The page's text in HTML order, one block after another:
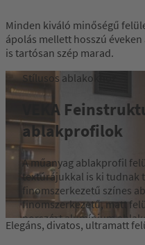
Minden kiváló minőségű
ápolás mellett hosszú
is tartósan szép marad.
Stílusos ablakokhoz
VEKA
ablakprofilok
A műanyag ablakprofil
textúrájukkal is ki tudnak
finomszerkezetű színes
finomszerkezetű, matt
porszórt alumínium
nyújtanak.
Elegáns, divatos, ultramatt